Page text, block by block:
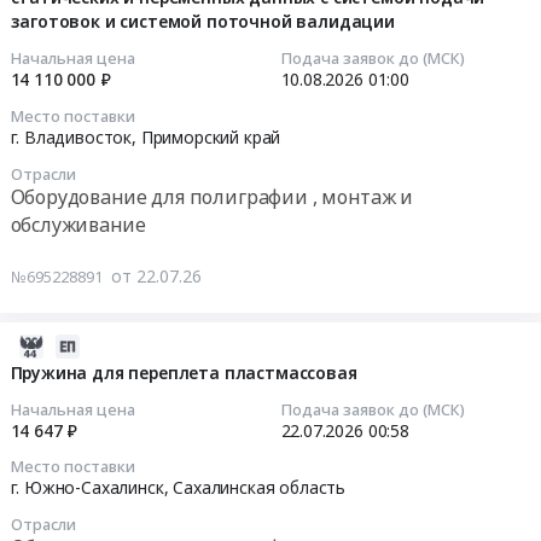
заготовок и системой поточной валидации
Начальная цена
14 110 000 ₽
Подача заявок до (МСК)
10.08.2026 01:00
Место поставки
г. Владивосток, Приморский край
Отрасли
Оборудование для полиграфии , монтаж и
обслуживание
№695228891 от 22.07.26
Пружина для переплета пластмассовая
Начальная цена
14 647 ₽
Подача заявок до (МСК)
22.07.2026 00:58
Место поставки
г. Южно-Сахалинск,Сахалинская область
Отрасли